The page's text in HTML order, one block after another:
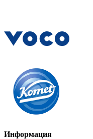
Информация